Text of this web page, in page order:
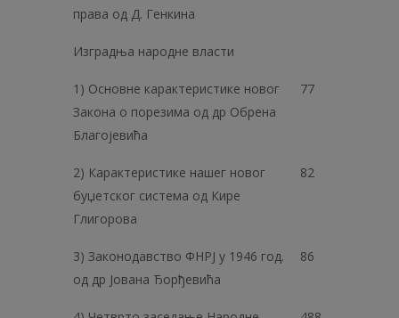
права од Д. Генкина
Изградња народне власти
1) Основне карактеристике новог
Закона о порезима од др Обрена
Благојевића
77
2) Карактеристике нашег новог
буџетског система од Кире
Глигорова
82
3) Законодавство ФНРЈ у 1946 год.
од др Јована Ђорђевића
86